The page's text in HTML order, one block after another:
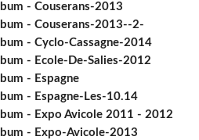
- Couserans-2013
- Couserans-2013--2-
- Cyclo-Cassagne-2014
- Ecole-De-Salies-2012
- Espagne
- Espagne-Les-10.14
- Expo Avicole 2011 - 2012
- Expo-Avicole-2013